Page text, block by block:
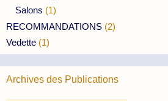
Salons (1)
RECOMMANDATIONS (2)
Vedette (1)
Archives des Publications